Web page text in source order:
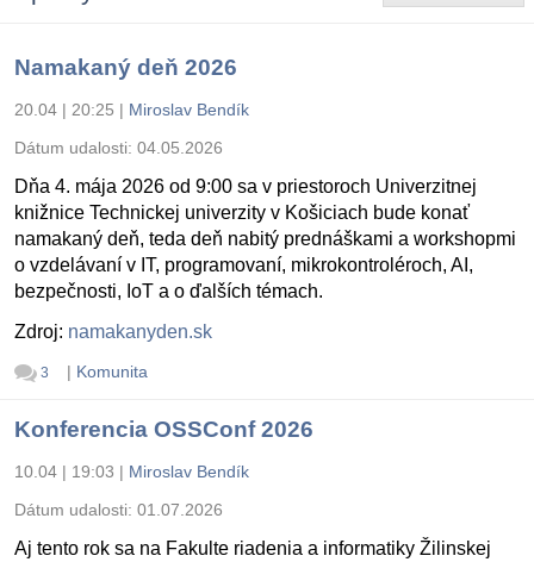
Namakaný deň 2026
20.04 | 20:25 | Miroslav Bendík
Dátum udalosti: 04.05.2026
Dňa 4. mája 2026 od 9:00 sa v priestoroch Univerzitnej
knižnice Technickej univerzity v Košiciach bude konať
namakaný deň, teda deň nabitý prednáškami a workshopmi
o vzdelávaní v IT, programovaní, mikrokontroléroch, AI,
bezpečnosti, IoT a o ďalších témach.
Zdroj: namakanyden.sk
3 | Komunita
Konferencia OSSConf 2026
10.04 | 19:03 | Miroslav Bendík
Dátum udalosti: 01.07.2026
Aj tento rok sa na Fakulte riadenia a informatiky Žilinskej